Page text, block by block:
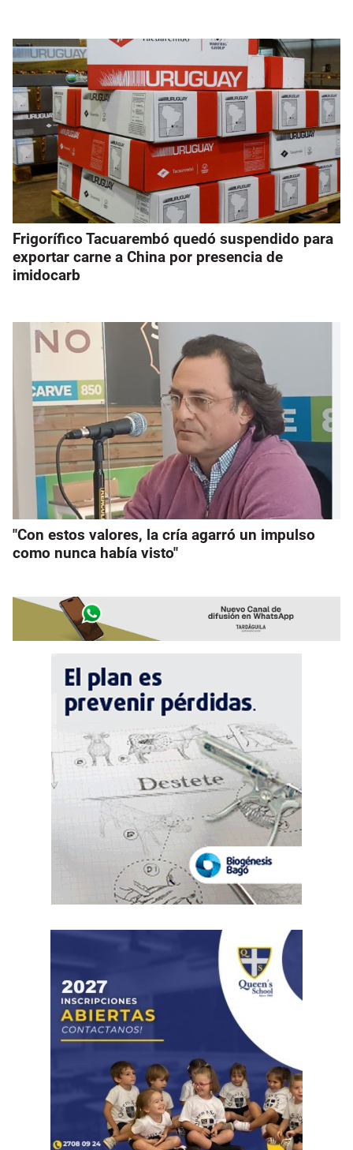
Frigorífico Tacuarembó quedó suspendido para
exportar carne a China por presencia de
imidocarb
"Con estos valores, la cría agarró un impulso
como nunca había visto"